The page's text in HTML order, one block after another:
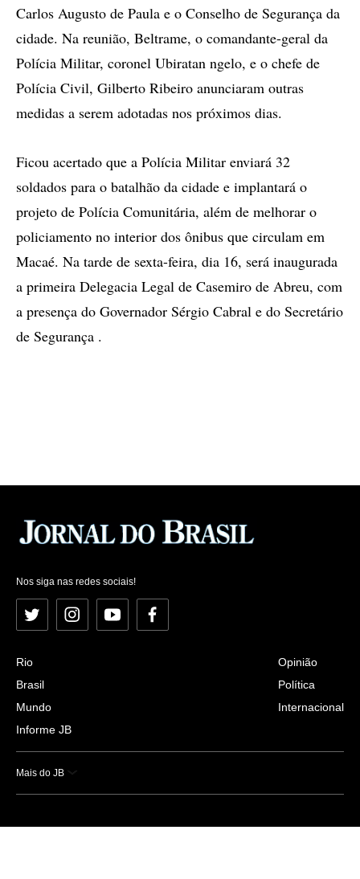
Carlos Augusto de Paula e o Conselho de Segurança da
cidade. Na reunião, Beltrame, o comandante-geral da
Polícia Militar, coronel Ubiratan ngelo, e o chefe de
Polícia Civil, Gilberto Ribeiro anunciaram outras
medidas a serem adotadas nos próximos dias.
Ficou acertado que a Polícia Militar enviará 32
soldados para o batalhão da cidade e implantará o
projeto de Polícia Comunitária, além de melhorar o
policiamento no interior dos ônibus que circulam em
Macaé. Na tarde de sexta-feira, dia 16, será inaugurada
a primeira Delegacia Legal de Casemiro de Abreu, com
a presença do Governador Sérgio Cabral e do Secretário
de Segurança .
Nos siga nas redes sociais!
Twitter InstagramYouTubeFacebook
Rio
Brasil
Mundo
Informe JB
Opinião
Política
Internacional
Mais do JB
Esportes